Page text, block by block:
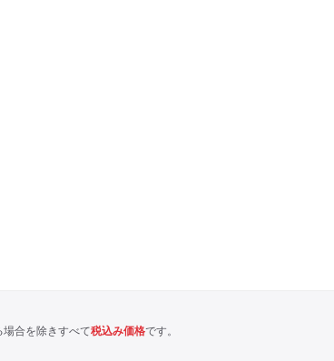
合を除きすべて税込み価格です。